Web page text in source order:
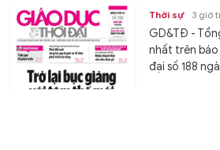
Thời sự 3 giờ
GD&TĐ -
nhất trên báo
đại số 188